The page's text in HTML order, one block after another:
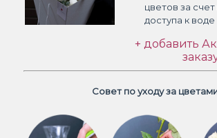
цветов за
доступа к воде
+ добавить
Совет по уходу за